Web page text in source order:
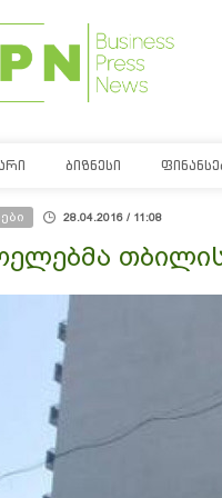
ᲑᲘᲖᲜᲔᲡᲘ
28.04.2016 / 11:08